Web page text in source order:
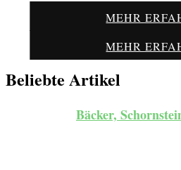
MEHR
MEHR
Beliebte Artikel
Bäcker,